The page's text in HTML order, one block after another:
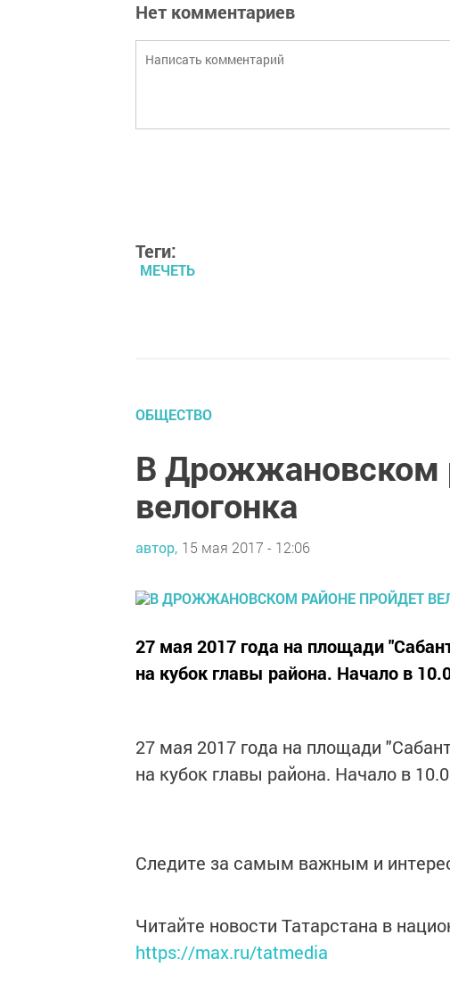
Нет комментариев
Теги:
МЕЧЕТЬ
ОБЩЕСТВО
В Дрожжановском
велогонка
автор, 15 мая 2017 - 12:06
27 мая 2017 года на площади
на кубок главы района. Начало в
27 мая 2017 года на площади
на кубок главы района. Начало в
Следите за самым важным и
Читайте новости Татарстана в
https://max.ru/tatmedia